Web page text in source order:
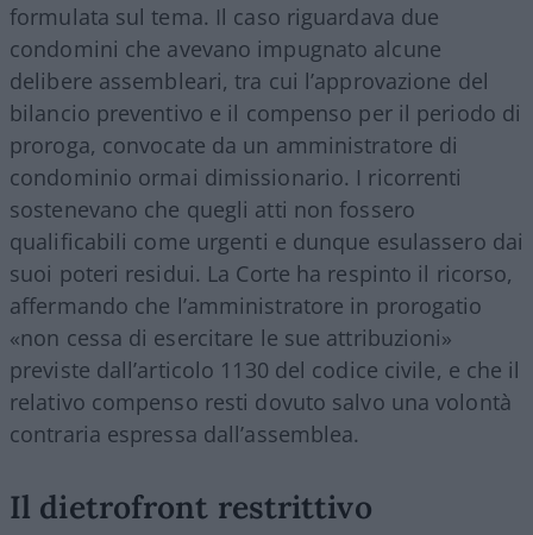
formulata sul tema. Il caso riguardava due
condomini che avevano impugnato alcune
delibere assembleari, tra cui l’approvazione del
bilancio preventivo e il compenso per il periodo di
proroga, convocate da un amministratore di
condominio ormai dimissionario. I ricorrenti
sostenevano che quegli atti non fossero
qualificabili come urgenti e dunque esulassero dai
suoi poteri residui. La Corte ha respinto il ricorso,
affermando che l’amministratore in prorogatio
«non cessa di esercitare le sue attribuzioni»
previste dall’articolo 1130 del codice civile, e che il
relativo compenso resti dovuto salvo una volontà
contraria espressa dall’assemblea.
Il dietrofront restrittivo